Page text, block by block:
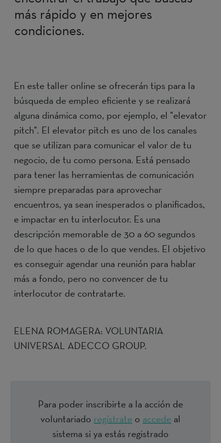
más rápido y en mejores
condiciones.
En este taller online se ofrecerán tips para la
búsqueda de empleo eficiente y se realizará
alguna dinámica como, por ejemplo, el "elevator
pitch". El elevator pitch es uno de los canales
que se utilizan para comunicar el valor de tu
negocio, de tu como persona. Está pensado
para tener las herramientas de comunicación
siempre preparadas para aprovechar
encuentros, ya sean inesperados o planificados,
e impactar en tu interlocutor. Es una
descripción memorable de 30 a 60 segundos
de lo que haces o de lo que vendes. El objetivo
es conseguir agendar una reunión para hablar
más a fondo, pero no convencer de tu
interlocutor de contratarte.
ELENA ROMAGERA: VOLUNTARIA
UNIVERSAL ADECCO GROUP.
Para poder inscribirte a la acción de
voluntariado regístrate o accede al
sistema si ya estás registrado